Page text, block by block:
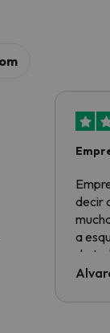
decir
a
de
al
culpa